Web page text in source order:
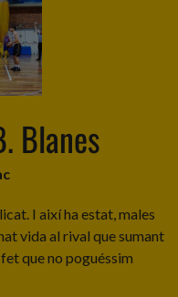
Blanes
I així ha estat, males
vida al rival que sumant
que no poguéssim